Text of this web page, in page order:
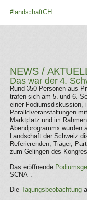
#landschaftCH
NEWS /
Das war der 4.
Rund 350 Personen aus
trafen sich am 5. und 6.
einer Podiumsdiskussion,
Parallelveranstaltungen
Marktplatz und im
Abendprogramms wurden
Landschaft der Schweiz
Referierenden, Träger,
zum Gelingen des
Das eröffnende
SCNAT.
Die Tagungsbeobachtung